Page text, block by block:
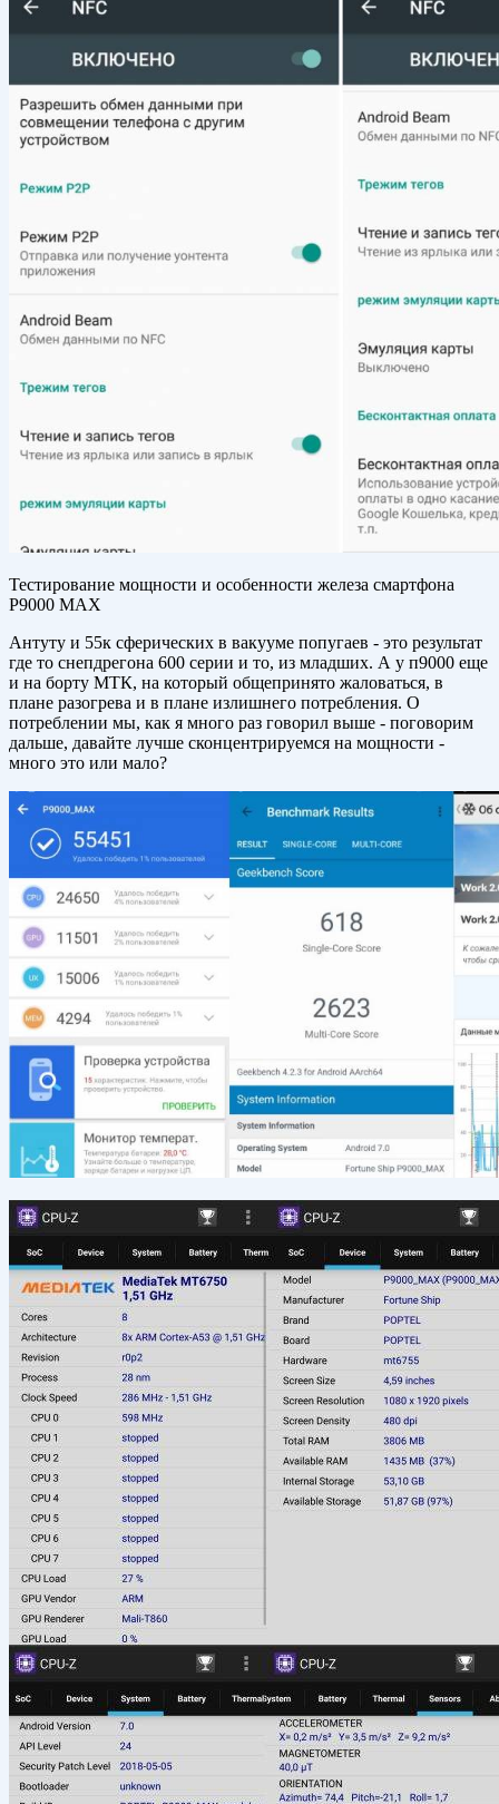
Тестирование мощности и особенности железа смартфона
P9000 MAX
Антуту и 55к сферических в вакууме попугаев - это результат
где то снепдрегона 600 серии и то, из младших. А у п9000 еще
и на борту МТК, на который общепринято жаловаться, в
плане разогрева и в плане излишнего потребления. О
потреблении мы, как я много раз говорил выше - поговорим
дальше, давайте лучше сконцентрируемся на мощности -
много это или мало?